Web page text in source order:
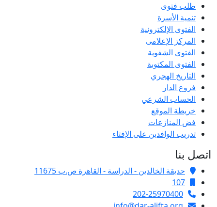
طلب فتوى
تنمية الأسرة
الفتوى الإلكترونية
المركز الإعلامى
الفتوى الشفوية
الفتوى المكتوبة
التاريخ الهجري
فروع الدار
الحساب الشرعي
خريطة الموقع
فض المنازعات
تدريب الوافدين على الإفتاء
اتصل بنا
حديقة الخالدين - الدراسة - القاهرة ص.ب 11675
107
202-25970400